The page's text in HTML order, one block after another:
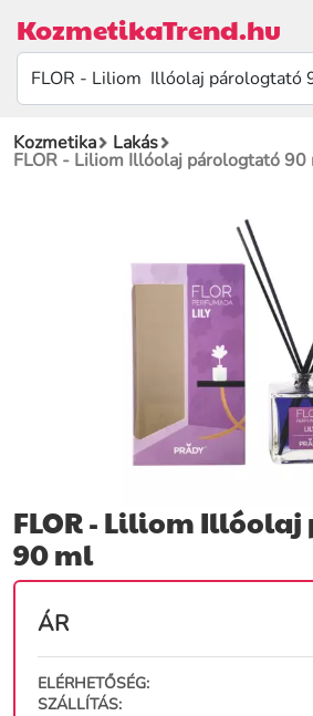
KozmetikaTrend.hu
Kozmetika Lakás
FLOR - Liliom Illóolaj párologtató 90
FLOR - Liliom
90 ml
ÁR
ELÉRHETŐSÉG:
SZÁLLÍTÁS: